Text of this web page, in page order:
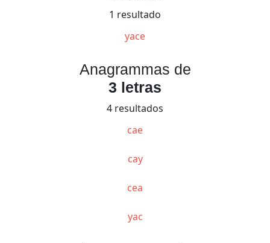
1 resultado
yace
Anagrammas de
3 letras
4 resultados
cae
cay
cea
yac